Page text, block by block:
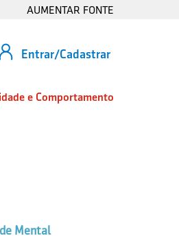
AUMENTAR FONTE
Entrar/Cadastrar
e Comportamento
Mental